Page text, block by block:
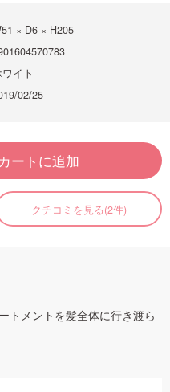
× D6 × H205
イト
02/25
カートに追加
クチコミを見る(2件)
メントを髪全体に行き渡ら